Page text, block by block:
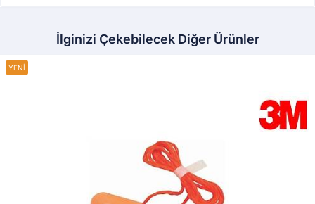
İlginizi Çekebilecek Diğer Ürünler